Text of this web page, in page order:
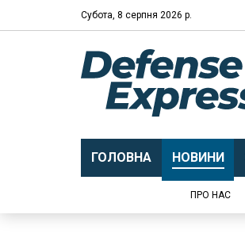
Субота, 8 серпня 2026 р.
ГОЛОВНА НОВИНИ
ПРО НАС